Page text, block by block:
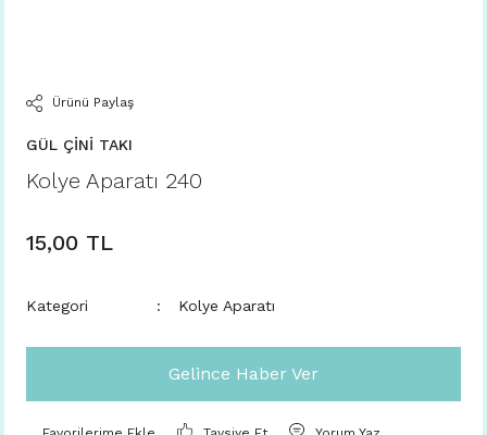
Ürünü Paylaş
GÜL ÇİNİ TAKI
Kolye Aparatı 240
15,00 TL
Kategori Kolye Aparatı
Gelince Haber Ver